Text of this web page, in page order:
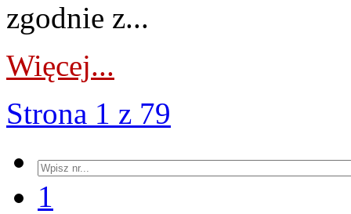
zgodnie z...
Więcej...
Strona 1 z 79
1